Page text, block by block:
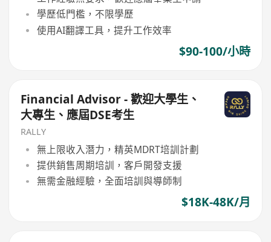
學歷低門檻，不限學歷
使用AI翻譯工具，提升工作效率
$90-100/小時
Financial Advisor - 歡迎大學生、
大專生、應屆DSE考生
RALLY
無上限收入潛力，精英MDRT培訓計劃
提供銷售周期培訓，客戶開發支援
無需金融經驗，全面培訓與導師制
$18K-48K/月